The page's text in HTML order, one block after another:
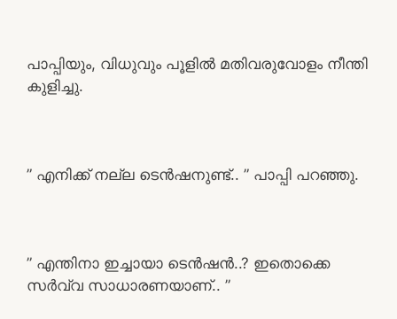
പാപ്പിയും, വിധുവും പൂളിൽ മതിവരുവോളം നീന്തി
കുളിച്ചു.
” എനിക്ക് നല്ല ടെൻഷനുണ്ട്.. ” പാപ്പി പറഞ്ഞു.
” എന്തിനാ ഇച്ചായാ ടെൻഷൻ..? ഇതൊക്കെ
സർവ്വ സാധാരണയാണ്.. ”